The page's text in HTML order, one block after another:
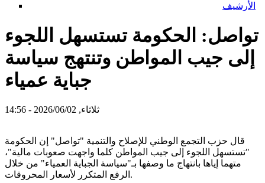
الأرشيف
تواصل: الحكومة تستسهل اللجوء
إلى جيب المواطن وتنتهج سياسة
جباية عمياء
ثلاثاء, 2026/06/02 - 14:56
قال حزب التجمع الوطني للإصلاح والتنمية "تواصل" إن الحكومة
"تستسهل اللجوء إلى جيب المواطن كلما واجهت صعوبات مالية"،
متهما إياها بانتهاج ما وصفها بـ"سياسة الجباية العمياء" من خلال
الرفع المتكرر لأسعار المحروقات.